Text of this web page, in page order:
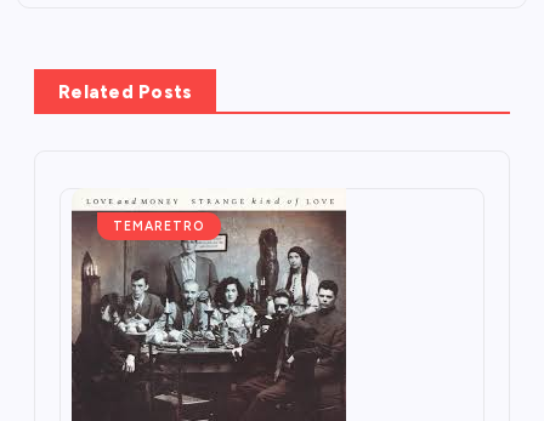
g
a
Related Posts
TEMARETRO